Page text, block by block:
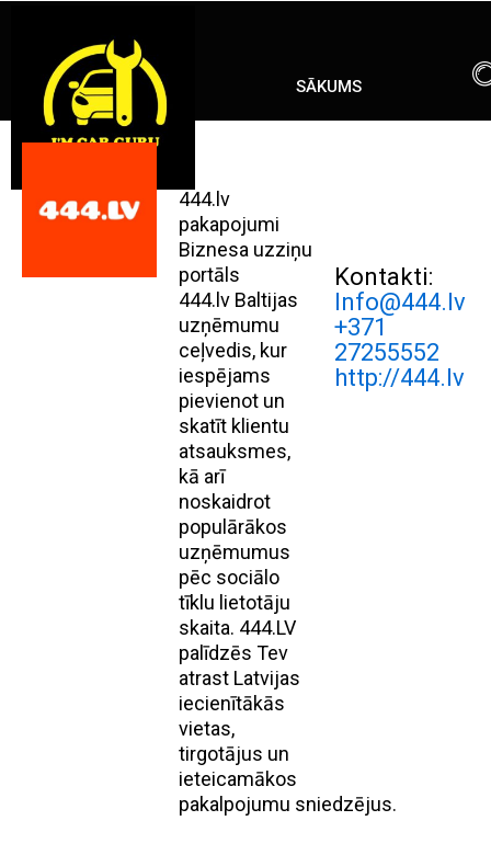
SĀKUMS
444.lv
pakapojumi
Biznesa uzziņu
portāls
444.lv Baltijas
uzņēmumu
ceļvedis, kur
iespējams
pievienot un
skatīt klientu
atsauksmes,
kā arī
noskaidrot
populārākos
uzņēmumus
pēc sociālo
tīklu lietotāju
skaita. 444.LV
palīdzēs Tev
atrast Latvijas
iecienītākās
vietas,
tirgotājus un
ieteicamākos
pakalpojumu sniedzējus.
Kontakti:
Info@444.lv
+371
27255552
http://444.lv